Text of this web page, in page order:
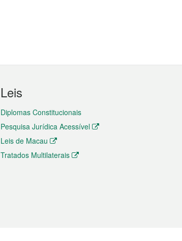
Leis
Diplomas Constitucionais
Pesquisa Jurídica Acessível
Leis de Macau
Tratados Multilaterais